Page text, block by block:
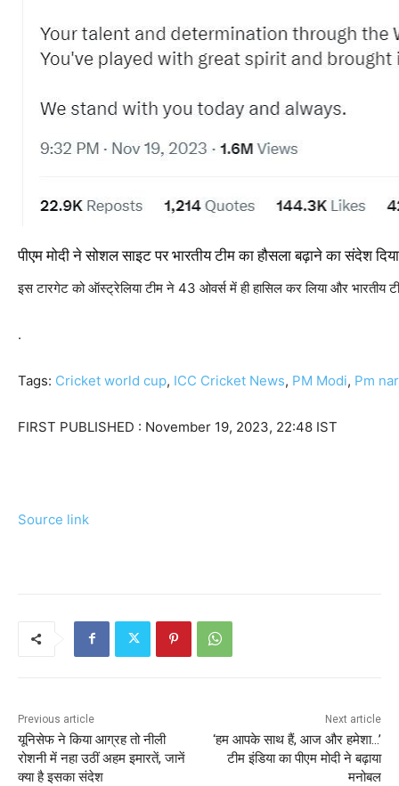
पीएम मोदी ने सोशल साइट पर भारतीय टीम का हौसला बढ़ाने का संदेश
इस टारगेट को ऑस्‍ट्रेलिया टीम ने 43 ओवर्स में ही हासिल कर लिया और भारतीय
.
Tags: Cricket world cup, ICC Cricket News, PM Modi, Pm
FIRST PUBLISHED : November 19, 2023, 22:48 IST
Source link
Previous article
यूनिसेफ ने किया आग्रह तो नीली
रोशनी में नहा उठीं अहम इमारतें, जानें
क्‍या है इसका संदेश
Next article
‘हम आपके साथ हैं, आज और हमेशा…’
टीम इंडिया का पीएम मोदी ने बढ़ाया
मनोबल